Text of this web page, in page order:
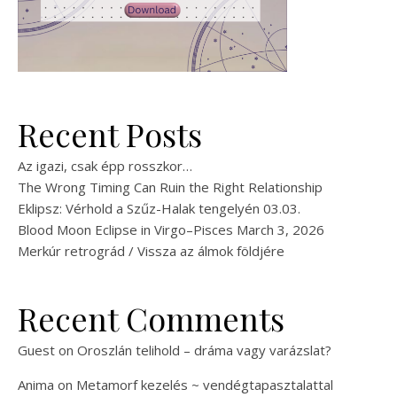
Recent Posts
Az igazi, csak épp rosszkor…
The Wrong Timing Can Ruin the Right Relationship
Eklipsz: Vérhold a Szűz-Halak tengelyén 03.03.
Blood Moon Eclipse in Virgo–Pisces March 3, 2026
Merkúr retrográd / Vissza az álmok földjére
Recent Comments
Guest on Oroszlán telihold – dráma vagy varázslat?
Anima on Metamorf kezelés ~ vendégtapasztalattal